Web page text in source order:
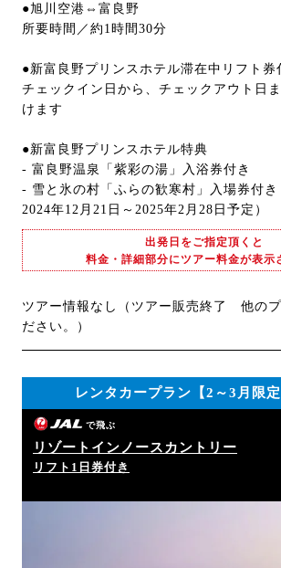
●旭川空港⇔富良野
所要時間／約1時間30分
●新富良野プリンスホテル滞在中リフト券
チェックイン日から、チェックアウト日
けます
●新富良野プリンスホテル特典
- 富良野温泉「紫彩の湯」入浴券付き
- 雪と氷の村「ふらの歓寒村」入場券付き
2024年12月21日～2025年2月28日予定）
出発日をご指定頂くと
料金・詳細部分にツアー料金が表示
ツアー情報なし（ツアー販売終了 他のプ
ださい。）
レンタカープラン【2～3月限定
で飛ぶ
リゾートインノースカントリー
リフト1日券付き